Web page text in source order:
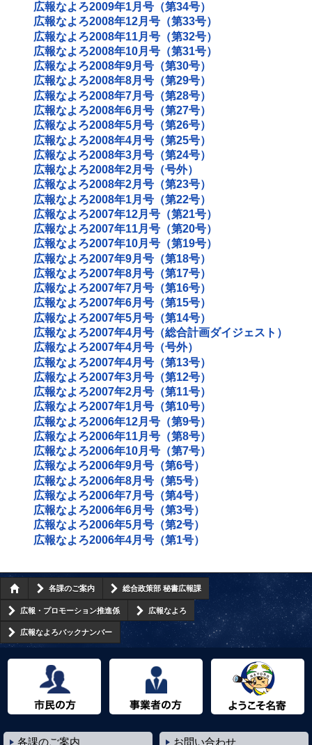
広報なよろ2009年1月号（第34号）
広報なよろ2008年12月号（第33号）
広報なよろ2008年11月号（第32号）
広報なよろ2008年10月号（第31号）
広報なよろ2008年9月号（第30号）
広報なよろ2008年8月号（第29号）
広報なよろ2008年7月号（第28号）
広報なよろ2008年6月号（第27号）
広報なよろ2008年5月号（第26号）
広報なよろ2008年4月号（第25号）
広報なよろ2008年3月号（第24号）
広報なよろ2008年2月号（号外）
広報なよろ2008年2月号（第23号）
広報なよろ2008年1月号（第22号）
広報なよろ2007年12月号（第21号）
広報なよろ2007年11月号（第20号）
広報なよろ2007年10月号（第19号）
広報なよろ2007年9月号（第18号）
広報なよろ2007年8月号（第17号）
広報なよろ2007年7月号（第16号）
広報なよろ2007年6月号（第15号）
広報なよろ2007年5月号（第14号）
広報なよろ2007年4月号（総合計画ダイジェスト）
広報なよろ2007年4月号（号外）
広報なよろ2007年4月号（第13号）
広報なよろ2007年3月号（第12号）
広報なよろ2007年2月号（第11号）
広報なよろ2007年1月号（第10号）
広報なよろ2006年12月号（第9号）
広報なよろ2006年11月号（第8号）
広報なよろ2006年10月号（第7号）
広報なよろ2006年9月号（第6号）
広報なよろ2006年8月号（第5号）
広報なよろ2006年7月号（第4号）
広報なよろ2006年6月号（第3号）
広報なよろ2006年5月号（第2号）
広報なよろ2006年4月号（第1号）
各課のご案内 総合政策部 秘書広報課
広報・プロモーション推進係 広報なよろ
広報なよろバックナンバー
各課のご案内 お問い合わせ